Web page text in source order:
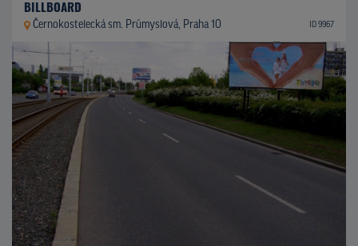
BILLBOARD
Černokostelecká sm. Průmyslová, Praha 10 ID 9967